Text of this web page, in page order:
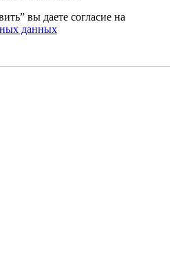
вы даете согласие на
данных